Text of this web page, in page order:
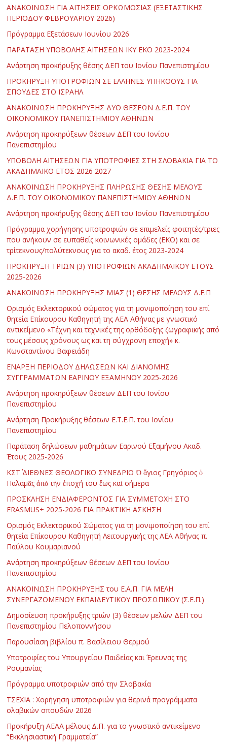
ΑΝΑΚΟΙΝΩΣΗ ΓΙΑ ΑΙΤΗΣΕΙΣ ΟΡΚΩΜΟΣΙΑΣ (ΕΞΕΤΑΣΤΙΚΗΣ
ΠΕΡΙΟΔΟΥ ΦΕΒΡΟΥΑΡΙΟΥ 2026)
Πρόγραμμα Εξετάσεων Ιουνίου 2026
ΠΑΡΑΤΑΣΗ ΥΠΟΒΟΛΗΣ ΑΙΤΗΣΕΩΝ ΙΚΥ ΕΚΟ 2023-2024
Ανάρτηση προκήρυξης θέσης ΔΕΠ του Ιονίου Πανεπιστημίου
ΠΡΟΚΗΡΥΞΗ ΥΠΟΤΡΟΦΙΩΝ ΣΕ ΕΛΛΗΝΕΣ ΥΠΗΚΟΟΥΣ ΓΙΑ
ΣΠΟΥΔΕΣ ΣΤΟ ΙΣΡΑΗΛ
ΑΝΑΚΟΙΝΩΣΗ ΠΡΟΚΗΡΥΞΗΣ ΔΥΟ ΘΕΣΕΩΝ Δ.Ε.Π. ΤΟΥ
ΟΙΚΟΝΟΜΙΚΟΥ ΠΑΝΕΠΙΣΤΗΜΙΟΥ ΑΘΗΝΩΝ
Ανάρτηση προκηρύξεων θέσεων ΔΕΠ του Ιονίου
Πανεπιστημίου
ΥΠΟΒΟΛΗ ΑΙΤΗΣΕΩΝ ΓΙΑ ΥΠΟΤΡΟΦΙΕΣ ΣΤΗ ΣΛΟΒΑΚΙΑ ΓΙΑ ΤΟ
ΑΚΑΔΗΜΑΪΚΟ ΕΤΟΣ 2026 2027
ΑΝΑΚΟΙΝΩΣΗ ΠΡΟΚΗΡΥΞΗΣ ΠΛΗΡΩΣΗΣ ΘΕΣΗΣ ΜΕΛΟΥΣ
Δ.Ε.Π. ΤΟΥ ΟΙΚΟΝΟΜΙΚΟΥ ΠΑΝΕΠΙΣΤΗΜΙΟΥ ΑΘΗΝΩΝ
Ανάρτηση προκήρυξης θέσης ΔΕΠ του Ιονίου Πανεπιστημίου
Πρόγραμμα χορήγησης υποτροφιών σε επιμελείς φοιτητές/τριες
που ανήκουν σε ευπαθείς κοινωνικές ομάδες (ΕΚΟ) και σε
τρίτεκνους/πολύτεκνους για το ακαδ. έτος 2023-2024
ΠΡΟΚΗΡΥΞΗ ΤΡΙΩΝ (3) ΥΠΟΤΡΟΦΙΩΝ ΑΚΑΔΗΜΑΪΚΟΥ ΕΤΟΥΣ
2025-2026
ΑΝΑΚΟΙΝΩΣΗ ΠΡΟΚΗΡΥΞΗΣ ΜΙΑΣ (1) ΘΕΣΗΣ ΜΕΛΟΥΣ Δ.Ε.Π
Ορισμός Εκλεκτορικού σώματος για τη μονιμοποίηση του επί
θητεία Επίκουρου Καθηγητή της ΑΕΑ Αθήνας με γνωστικό
αντικείμενο «Τέχνη και τεχνικές της ορθόδοξης ζωγραφικής από
τους μέσους χρόνους ως και τη σύγχρονη εποχή» κ.
Κωνσταντίνου Βαφειάδη
ΕΝΑΡΞΗ ΠΕΡΙΟΔΟΥ ΔΗΛΩΣΕΩΝ ΚΑΙ ΔΙΑΝΟΜΗΣ
ΣΥΓΓΡΑΜΜΑΤΩΝ ΕΑΡΙΝΟΥ ΕΞΑΜΗΝΟΥ 2025-2026
Ανάρτηση προκηρύξεων θέσεων ΔΕΠ του Ιονίου
Πανεπιστημίου
Ανάρτηση Προκήρυξης θέσεων Ε.Τ.Ε.Π. του Ιονίου
Πανεπιστημίου
Παράταση δηλώσεων μαθημάτων Εαρινού Εξαμήνου Ακαδ.
Έτους 2025-2026
ΚΣΤ΄ ΔΙΕΘΝΕΣ ΘΕΟΛΟΓΙΚΟ ΣΥΝΕΔΡΙΟ Ὁ ἅγιος Γρηγόριος ὁ
Παλαμᾶς ἀπὸ τὴν ἐποχή του ἕως καὶ σήμερα
ΠΡΟΣΚΛΗΣΗ ΕΝΔΙΑΦΕΡΟΝΤΟΣ ΓΙΑ ΣΥΜΜΕΤΟΧΗ ΣΤΟ
ERASMUS+ 2025-2026 ΓΙΑ ΠΡΑΚΤΙΚΗ ΑΣΚΗΣΗ
Ορισμός Εκλεκτορικού Σώματος για τη μονιμοποίηση του επί
θητεία Επίκουρου Καθηγητή Λειτουργικής της ΑΕΑ Αθήνας π.
Παύλου Κουμαριανού
Ανάρτηση προκηρύξεων θέσεων ΔΕΠ του Ιονίου
Πανεπιστημίου
ΑΝΑΚΟΙΝΩΣΗ ΠΡΟΚΗΡΥΞΗΣ του Ε.Α.Π. ΓΙΑ ΜΕΛΗ
ΣΥΝΕΡΓΑΖΟΜΕΝΟΥ ΕΚΠΑΙΔΕΥΤΙΚΟΥ ΠΡΟΣΩΠΙΚΟΥ (Σ.Ε.Π.)
Δημοσίευση προκήρυξης τριών (3) θέσεων μελών ΔΕΠ του
Πανεπιστημίου Πελοποννήσου
Παρουσίαση βιβλίου π. Βασίλειου Θερμού
Υποτροφίες του Υπουργείου Παιδείας και Έρευνας της
Ρουμανίας
Πρόγραμμα υποτροφιών από την Σλοβακία
ΤΣΕΧΙΑ : Χορήγηση υποτροφιών για θερινά προγράμματα
σλαβικών σπουδών 2026
Προκήρυξη ΑΕΑΑ μέλους Δ.Π. για το γνωστικό αντικείμενο
“Εκκλησιαστική Γραμματεία”